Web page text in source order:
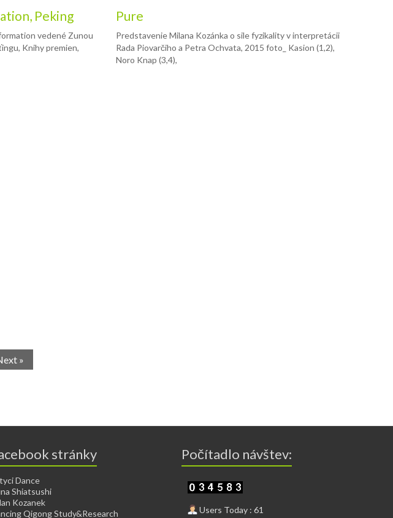
Peking
vedené Zunou
Knihy premien,
Pure
Predstavenie Milana Kozánka o sile fyzikality v interpretácii
Rada Piovarčiho a Petra Ochvata, 2015 foto_ Kasion (1,2),
Noro Knap (3,4),
»
stránky
Dance
Shiatsushi
Kozanek
Qigong Study&Research
Počítadlo návštev:
Users Today : 61